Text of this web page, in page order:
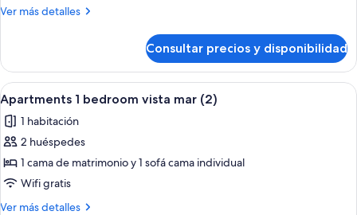
vistas
(Apartment
1+1)
Ver más detalles
Más
vistas
al
mar
(Apartment
1+1)
Consultar precios y disponibilidad
Abrir
todas
las
fotos
de
Apartments
1
Habitación de hotel con cama, una
15
Apartments 1 bedroom vista mar (2)
1 habitación
2 huéspedes
1 cama de matrimonio y 1 sofá cama individual
Wifi gratis
Ver más detalles
Más